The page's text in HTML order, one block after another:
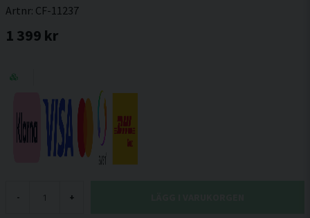
Artnr: CF-11237
1 399 kr
- +